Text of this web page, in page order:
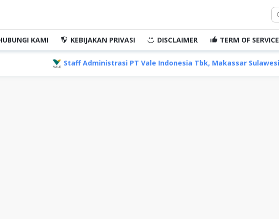
KAMI KEBIJAKAN PRIVASI DISCLAIMER TERM OF SERVICE
Staff Administrasi PT Vale Indonesia Tbk, Makassar Sulawesi Tengah